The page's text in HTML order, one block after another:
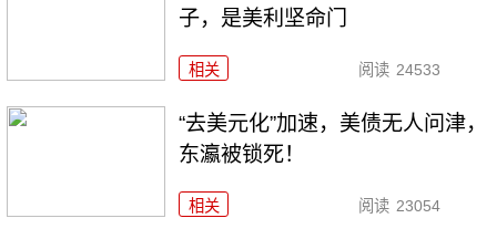
子，是美利坚命门
相关 阅读 24533
“去美元化”加速，美债无人问津，
东瀛被锁死！
相关 阅读 23054